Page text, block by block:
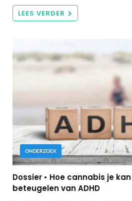
LEES VERDER
ONDERZOEK
Dossier • Hoe cannabis je
beteugelen van ADHD